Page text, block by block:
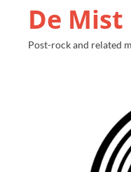
De Mist
Post-rock and related